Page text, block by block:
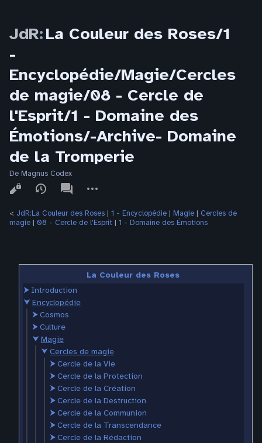
JdR:La Couleur des Roses/1
-
Encyclopédie/Magie/Cercles
de magie/08 - Cercle de
l'Esprit/1 - Domaine des
Émotions/-Archive- Domaine
de la Tromperie
De Magnus Codex
Affichages
associated-
pages
actions
< JdR:La Couleur des Roses ‎ | 1 - Encyclopédie ‎ | Magie ‎ | Cercles de
magie ‎ | 08 - Cercle de l'Esprit ‎ | 1 - Domaine des Émotions
La Couleur des Roses
⮞ Introduction
⮟ Encyclopédie
⮞Cosmos
⮞Culture
⮟ Magie
⮟ Cercles de magie
⮞Cercle de la Vie
⮞Cercle de la Protection
⮞Cercle de la Création
⮞Cercle de la Destruction
⮞Cercle de la Communion
⮞Cercle de la Transcendance
⮞Cercle de la Rédaction